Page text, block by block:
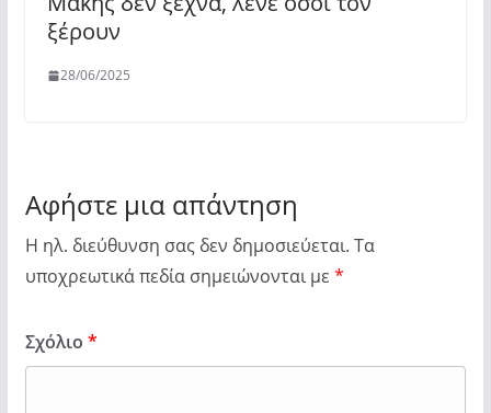
ξέρουν
28/06/2025
Αφήστε μια απάντηση
Η ηλ. διεύθυνση σας δεν δημοσιεύεται. Τα
υποχρεωτικά πεδία σημειώνονται με *
Σχόλιο *